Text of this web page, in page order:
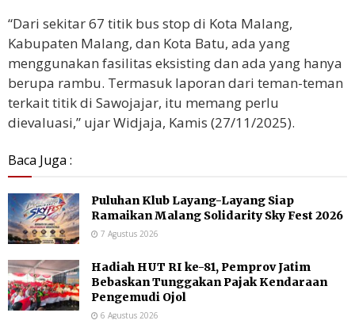
“Dari sekitar 67 titik bus stop di Kota Malang,
Kabupaten Malang, dan Kota Batu, ada yang
menggunakan fasilitas eksisting dan ada yang hanya
berupa rambu. Termasuk laporan dari teman-teman
terkait titik di Sawojajar, itu memang perlu
dievaluasi,” ujar Widjaja, Kamis (27/11/2025).
Baca Juga :
Puluhan Klub Layang-Layang Siap
Ramaikan Malang Solidarity Sky Fest 2026
7 Agustus 2026
Hadiah HUT RI ke-81, Pemprov Jatim
Bebaskan Tunggakan Pajak Kendaraan
Pengemudi Ojol
6 Agustus 2026